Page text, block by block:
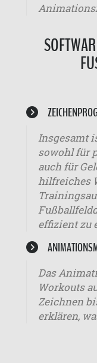
Insgesamt
sowohl für
auch für
hilfreiches
effizient zu
Das
Workouts
Zeichnen
erklären,